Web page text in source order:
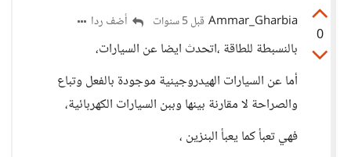
0
Ammar_Gharbia قبل 5 سنوات أضف ردا
بالنسبطة للطاقة ،اتحدث ايضا عن السيارات،
أما عن السيارات الهيدروجينية موجودة بالفعل وتباع
والصراحة لا مقارنة بينها وببن السيارات الكهربائية،
فهي تعبأ كما يعبأ البنزين ،